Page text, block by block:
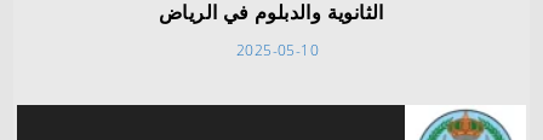
الثانوية والدبلوم في الرياض
2025-05-10